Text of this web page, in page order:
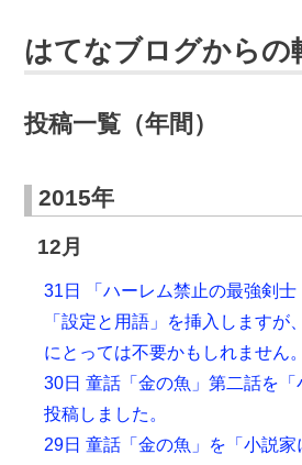
はてなブログからの
投稿一覧（年間）
2015年
12月
31日 「ハーレム禁止の最強剣士
「設定と用語」を挿入しますが
にとっては不要かもしれません。
30日 童話「金の魚」第二話を「
投稿しました。
29日 童話「金の魚」を「小説